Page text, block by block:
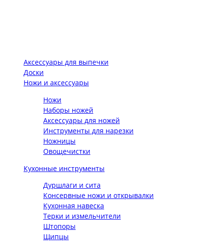
Аксессуары для выпечки
Доски
Ножи и аксессуары
Ножи
Наборы ножей
Аксессуары для ножей
Инструменты для нарезки
Ножницы
Овощечистки
Кухонные инструменты
Дуршлаги и сита
Консервные ножи и открывалки
Кухонная навеска
Терки и измельчители
Штопоры
Щипцы